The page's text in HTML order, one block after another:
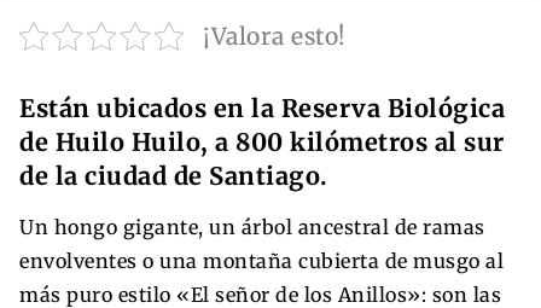
¡Valora esto!
Están ubicados en la Reserva Biológica
de Huilo Huilo, a 800 kilómetros al sur
de la ciudad de Santiago.
Un hongo gigante, un árbol ancestral de ramas
envolventes o una montaña cubierta de musgo al
más puro estilo «El señor de los Anillos»: son las